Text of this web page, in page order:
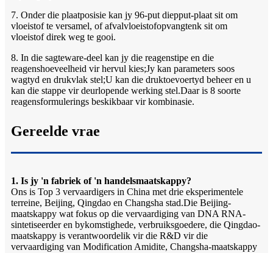
7. Onder die plaatposisie kan jy 96-put diepput-plaat sit om
vloeistof te versamel, of afvalvloeistofopvangtenk sit om
vloeistof direk weg te gooi.
8. In die sagteware-deel kan jy die reagenstipe en die
reagenshoeveelheid vir hervul kies;Jy kan parameters soos
wagtyd en drukvlak stel;U kan die druktoevoertyd beheer en u
kan die stappe vir deurlopende werking stel.Daar is 8 soorte
reagensformulerings beskikbaar vir kombinasie.
Gereelde vrae
1. Is jy 'n fabriek of 'n handelsmaatskappy?
Ons is Top 3 vervaardigers in China met drie eksperimentele
terreine, Beijing, Qingdao en Changsha stad.Die Beijing-
maatskappy wat fokus op die vervaardiging van DNA RNA-
sintetiseerder en bykomstighede, verbruiksgoedere, die Qingdao-
maatskappy is verantwoordelik vir die R&D vir die
vervaardiging van Modification Amidite, Changsha-maatskappy